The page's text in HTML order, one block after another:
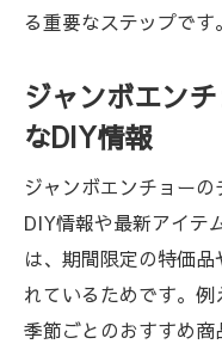
法
浜松DIYで叶
的DIY
浜松DIY初心
ジャンボエ
る重要なステップです。
ジャンボエン
なDIY情報
ジャンボエンチョー
DIY情報や最新アイテ
は、期間限定の特価
れているためです。例
季節ごとのおすすめ